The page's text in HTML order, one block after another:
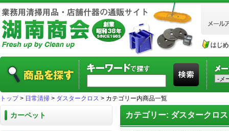
トップ> 日常清掃 > ダスタークロス > カテゴリー内商品一覧
カーペット カテゴリー: ダスタークロス